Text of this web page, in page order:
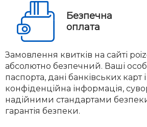
Безпечна
оплата
Замовлення квитків на сайті
абсолютно безпечний. Ваші
паспорта, дані банківських карт
конфіденційна інформація,
надійними стандартами
гарантія безпеки.